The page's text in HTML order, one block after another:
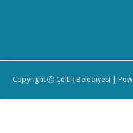
Copyright Ⓒ Çeltik Belediyesi |